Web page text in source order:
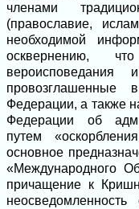
членами
(православие,
необходимой
осквернению,
провозглашенные
Федерации, а также
Федерации об
путем
основное
«Международного
причащение к